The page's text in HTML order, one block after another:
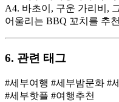
A4. 바초이, 구운 가리비,
어울리는 BBQ 꼬치를 추
6. 관련 태그
#세부여행 #세부밤문화 #
#세부핫플 #여행추천